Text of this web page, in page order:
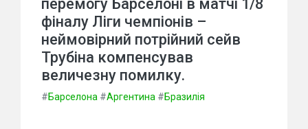
перемогу Барселоні в матчі 1/8
фіналу Ліги чемпіонів –
неймовірний потрійний сейв
Трубіна компенсував
величезну помилку.
#Барселона #Аргентина #Бразилія